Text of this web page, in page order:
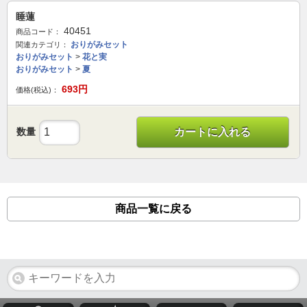
睡蓮
商品コード： 40451
関連カテゴリ：
おりがみセット
おりがみセット > 花と実
おりがみセット > 夏
価格(税込)： 693円
数量 カートに入れる
商品一覧に戻る